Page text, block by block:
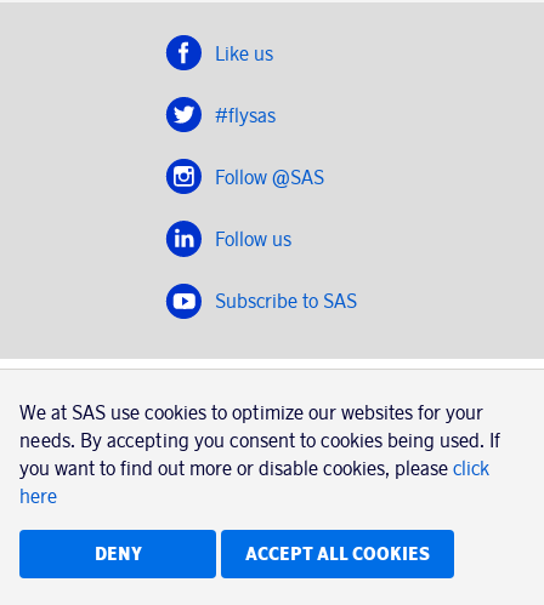
Like us
#flysas
Follow @SAS
Follow us
Subscribe to SAS
SAS 2020
SAS AB, registration number 556606-8499, SE-195 87
Stockholm, Sweden
Usage of cookies
We at SAS use cookies to optimize our websites for your
needs. By accepting you consent to cookies being used. If
you want to find out more or disable cookies, please click
here
DENY ACCEPT ALL COOKIES